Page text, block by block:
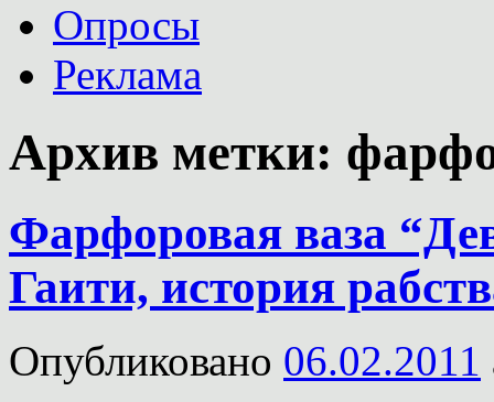
Опросы
Реклама
Архив метки:
Фарфоровая ваза
Гаити, история
Опубликовано 06.02.2011